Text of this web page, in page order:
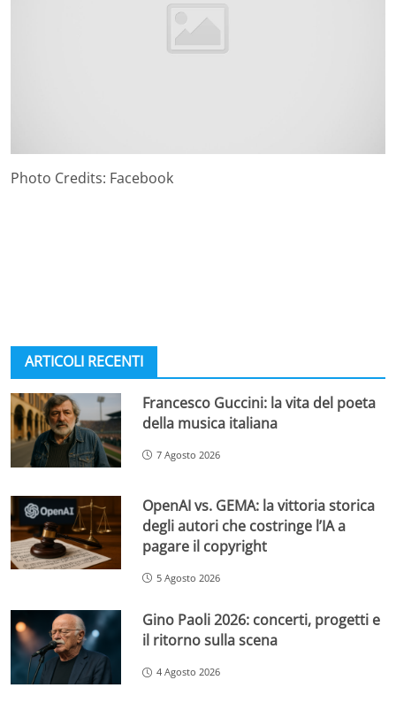
Photo Credits: Facebook
ARTICOLI RECENTI
Francesco Guccini: la vita del poeta
della musica italiana
7 Agosto 2026
OpenAI vs. GEMA: la vittoria storica
degli autori che costringe l’IA a
pagare il copyright
5 Agosto 2026
Gino Paoli 2026: concerti, progetti e
il ritorno sulla scena
4 Agosto 2026